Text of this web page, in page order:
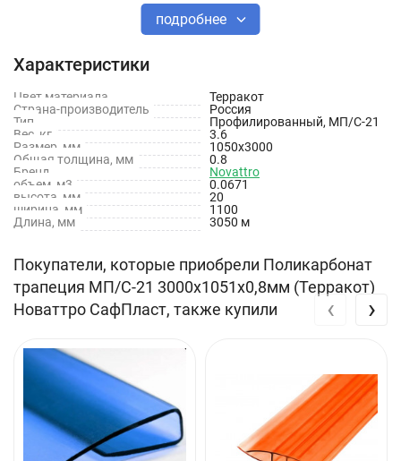
качестве светопрозрачного элемента в конструкции из
структурой.
Позволяет контролировать светопропускание, за счет
изменения направления света.
Через такую крышу на теплице в утреннее и вечернее время
проходит больше солнечного света.
Преимущества
Продуманная геометрия— для удобного монтажа
Повышенная несущая способности
экономить на металле
Технические характеристики
подробнее
Характеристики
Цвет материала
Терракот
Страна-производитель
Россия
Тип
Профилированный, МП/С-21
Вес, кг
3.6
Размер, мм
1050х3000
Общая толщина, мм
0.8
Бренд
Novattro
объем, м3
0.0671
высота, мм
20
ширина, мм
1100
Длина, мм
3050 м
Покупатели, которые приобрели Поликарбонат
трапеция МП/С-21 3000х1051х0,8мм (Терракот)
Новаттро СафПласт, также купили
‹ ›